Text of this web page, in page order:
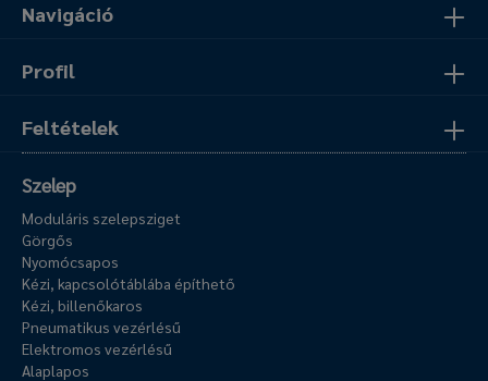
Navigáció
Profil
Feltételek
Szelep
Moduláris szelepsziget
Görgős
Nyomócsapos
Kézi, kapcsolótáblába építhető
Kézi, billenőkaros
Pneumatikus vezérlésű
Elektromos vezérlésű
Alaplapos